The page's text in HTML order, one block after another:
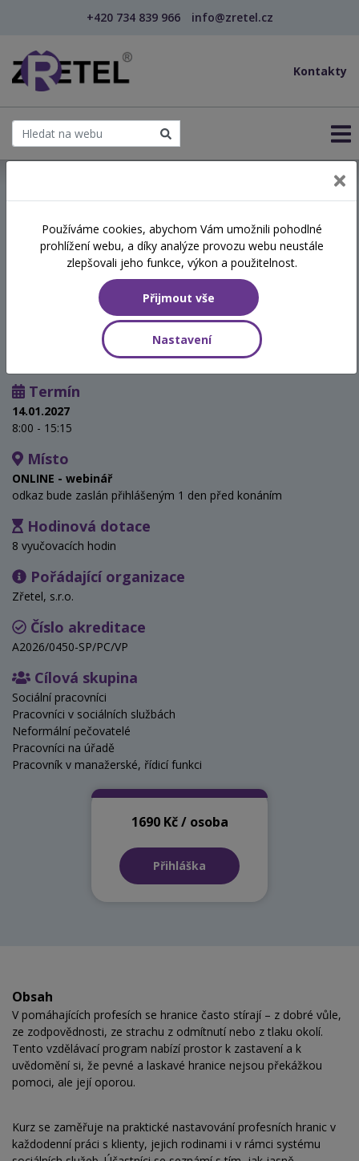
+420 734 839 966 info@zretel.cz
Kontakty
Pevné a laskavé hranice v
pomáhající profesi - Jak
chránit sebe, klienta i
kvalitu služby
Termín
14.01.2027
8:00 - 15:15
Místo
ONLINE - webinář
odkaz bude zaslán přihlášeným 1 den před konáním
Hodinová dotace
8 vyučovacích hodin
Pořádající organizace
Zřetel, s.r.o.
Číslo akreditace
A2026/0450-SP/PC/VP
Cílová skupina
Sociální pracovníci
Pracovníci v sociálních službách
Neformální pečovatelé
Pracovníci na úřadě
Pracovník v manažerské, řídicí funkci
1690 Kč / osoba
Přihláška
Obsah
V pomáhajících profesích se hranice často stírají – z dobré vůle,
ze zodpovědnosti, ze strachu z odmítnutí nebo z tlaku okolí.
Tento vzdělávací program nabízí prostor k zastavení a k
uvědomění si, že pevné a laskavé hranice nejsou překážkou
pomoci, ale její oporou.
Kurz se zaměřuje na praktické nastavování profesních hranic v
každodenní práci s klienty, jejich rodinami i v rámci systému
Používáme cookies, abychom Vám umožnili pohodlné
prohlížení webu, a díky analýze provozu webu neustále
zlepšovali jeho funkce, výkon a použitelnost.
Přijmout vše
Nastavení